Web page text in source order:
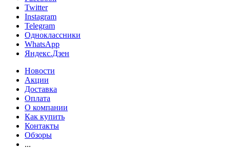
Twitter
Instagram
Telegram
Одноклассники
WhatsApp
Яндекс.Дзен
Новости
Акции
Доставка
Оплата
О компании
Как купить
Контакты
Обзоры
...